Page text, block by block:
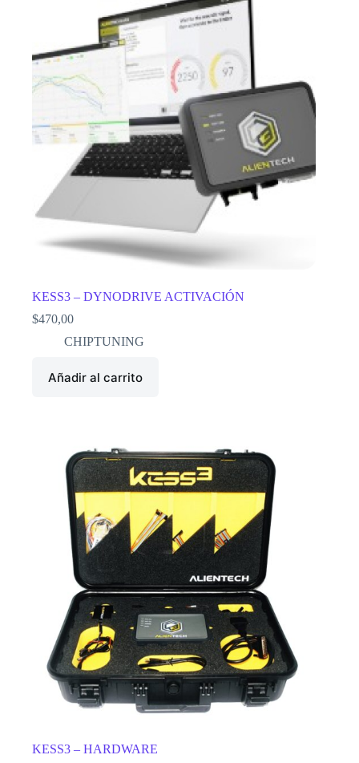
KESS3 – DYNODRIVE ACTIVACIÓN
$470,00
CHIPTUNING
Añadir al carrito
KESS3 – HARDWARE